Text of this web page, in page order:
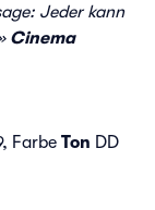
Jeder kann
Cinema
Farbe Ton DD